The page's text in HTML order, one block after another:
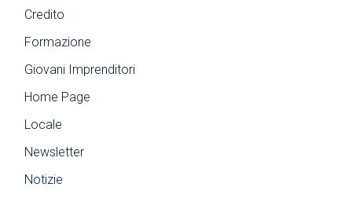
Credito
Formazione
Giovani Imprenditori
Home Page
Locale
Newsletter
Notizie